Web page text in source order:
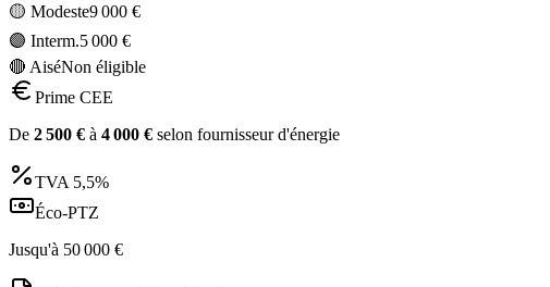
🟡 Modeste9 000 €
🟣 Interm.5 000 €
🔴 AiséNon éligible
Prime CEE
De 2 500 € à 4 000 € selon fournisseur d'énergie
TVA 5,5%
Éco-PTZ
Jusqu'à 50 000 €